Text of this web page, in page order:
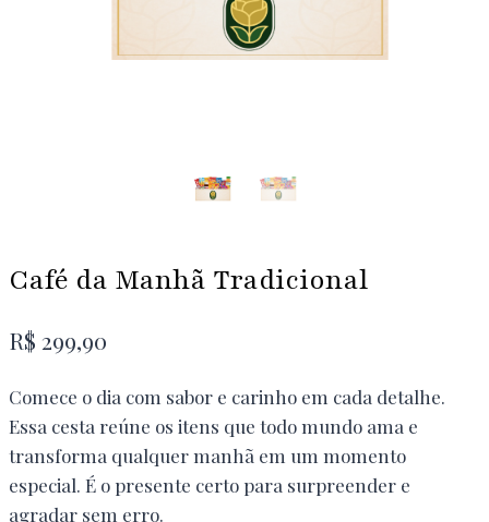
Café da Manhã Tradicional
R$ 299,90
Comece o dia com sabor e carinho em cada detalhe.
Essa cesta reúne os itens que todo mundo ama e
transforma qualquer manhã em um momento
especial. É o presente certo para surpreender e
agradar sem erro.